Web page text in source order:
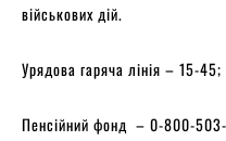
військових дій.
Урядова гаряча лінія – 15-45;
Пенсійний фонд – 0-800-